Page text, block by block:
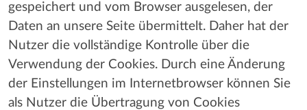
gespeichert und vom Browser ausgelesen, der
Daten an unsere Seite übermittelt. Daher hat der
Nutzer die vollständige Kontrolle über die
Verwendung der Cookies. Durch eine Änderung
der Einstellungen im Internetbrowser können Sie
als Nutzer die Übertragung von Cookies